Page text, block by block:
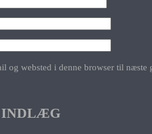
og websted i denne browser til næste
INDLÆG